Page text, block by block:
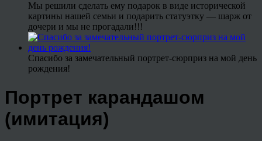
Мы решили сделать ему подарок в виде исторической
картины нашей семьи и подарить статуэтку — шарж от
дочери и мы не прогадали!!!
Спасибо за замечательный портрет-сюрприз на мой день
рождения!
Портрет карандашом
(имитация)